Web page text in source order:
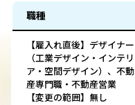
職種
【雇入れ直後】デザイナー
（工業デザイン・インテリ
ア・空間デザイン）、不動
産専門職・不動産営業
【変更の範囲】無し